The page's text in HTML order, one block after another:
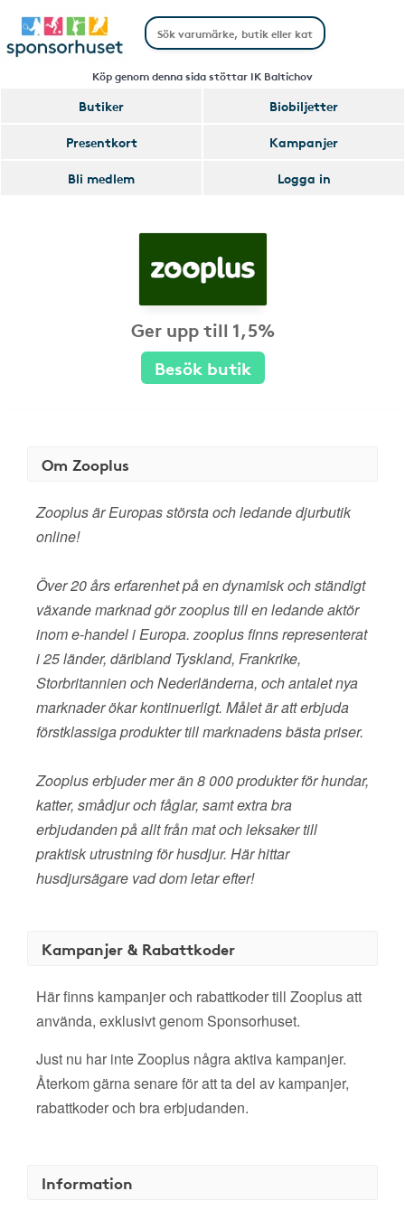
Köp genom denna sida stöttar IK Baltichov
Butiker
Biobiljetter
Presentkort
Kampanjer
Bli medlem
Logga in
Ger upp till 1,5%
Besök butik
Om Zooplus
Zooplus är Europas största och ledande djurbutik
online!
Över 20 års erfarenhet på en dynamisk och ständigt
växande marknad gör zooplus till en ledande aktör
inom e-handel i Europa. zooplus finns representerat
i 25 länder, däribland Tyskland, Frankrike,
Storbritannien och Nederländerna, och antalet nya
marknader ökar kontinuerligt. Målet är att erbjuda
förstklassiga produkter till marknadens bästa priser.
Zooplus erbjuder mer än 8 000 produkter för hundar,
katter, smådjur och fåglar, samt extra bra
erbjudanden på allt från mat och leksaker till
praktisk utrustning för husdjur. Här hittar
husdjursägare vad dom letar efter!
Kampanjer & Rabattkoder
Här finns kampanjer och rabattkoder till Zooplus att
använda, exklusivt genom Sponsorhuset.
Just nu har inte Zooplus några aktiva kampanjer.
Återkom gärna senare för att ta del av kampanjer,
rabattkoder och bra erbjudanden.
Information